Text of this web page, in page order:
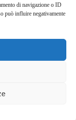
di navigazione o ID
può influire negativamente
notizie più
(VR)
– REA